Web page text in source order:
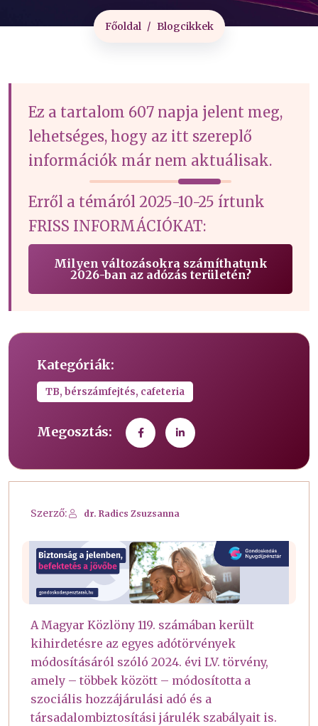
Főoldal Blogcikkek
Ez a tartalom 607 napja jelent meg,
lehetséges, hogy az itt szereplő
információk már nem aktuálisak.
Erről a témáról 2025-10-25 írtunk
FRISS INFORMÁCIÓKAT:
Milyen változásokra számíthatunk
2026-ban az adózás területén?
Kategóriák:
TB, bérszámfejtés, cafeteria
Megosztás:
Szerző: dr. Radics Zsuzsanna
A Magyar Közlöny 119. számában került
kihirdetésre az egyes adótörvények
módosításáról szóló 2024. évi LV. törvény,
amely – többek között – módosította a
szociális hozzájárulási adó és a
társadalombiztosítási járulék szabályait is.